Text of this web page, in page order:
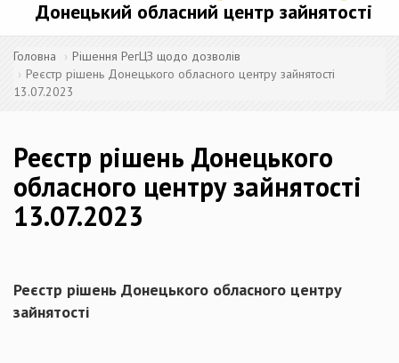
Донецький обласний центр зайнятості
Головна
Рішення РегЦЗ щодо дозволів
Реєстр рішень Донецького обласного центру зайнятості
13.07.2023
Реєстр рішень Донецького
обласного центру зайнятості
13.07.2023
Реєстр рішень Донецького обласного центру
зайнятості